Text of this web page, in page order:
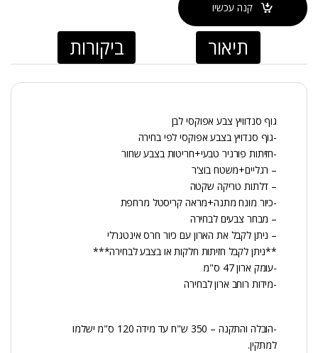
קנה עכשיו
תיאור ביקורות
גוף סנדוויץ צבע אפוקסי לבן
-גוף סנדויץ בצבע אפוקסי לפי בחירה
-חזיתות פורניר טבעי+חריטות בצבע שחור
– רגליים+משטח בוצ'ר
– דלתות טריקה שקטה
-כיור מונח מתנה+מראה קריסטל מרחפת
– מבחר צבעים לבחירה
– ניתן לקבל את הארון עם כיור חרס אינטגרלי
**ניתן לקבל חזיתות חלקות או בצבע לבחירה***
-עומק ארון 47 ס"מ
-מידות רוחב ארון לבחירה
-הובלה והתקנה – 350 ש"ח עד מידה 120 ס"מ ישלמו
למתקין.